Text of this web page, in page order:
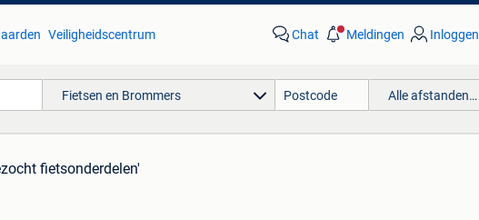
Veiligheidscentrum Chat Meldingen Inloggen
Fietsen en Brommers Alle afstanden…
fietsonderdelen'